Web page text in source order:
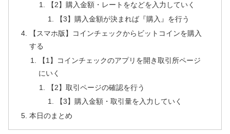
【2】購入金額・レートをなどを入力していく
【3】購入金額が決まれば『購入』を行う
【スマホ版】コインチェックからビットコインを購入
する
【1】コインチェックのアプリを開き取引所ページ
にいく
【2】取引ページの確認を行う
【3】購入金額・取引量を入力していく
本日のまとめ